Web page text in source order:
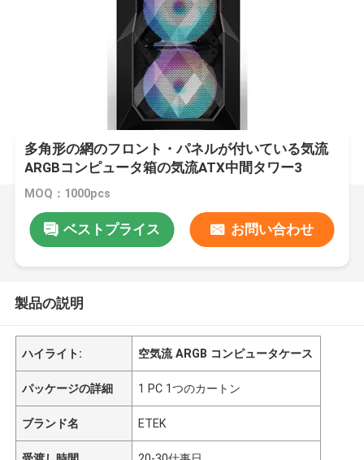
多角形の網のフロント・パネルが付いている気流
ARGBコンピュータ箱の気流ATX中間タワー3
12cm ARGBの照明を支える
MOQ：1000pcs
ベストプライス お問い合わせ
製品の説明
ハイライト: 空気流 ARGB コンピュータケース
パッケージの詳細 1 PC 1つのカートン
ブランド名 ETEK